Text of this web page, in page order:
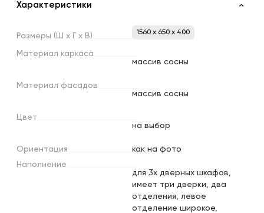
Характеристики
Размеры (Ш х х В) 1560 x 650 x 400
Материал каркаса
массив сосны
Материал фасадов
массив сосны
Цвет
на выбор
Ориентация
как на фото
Наполнение
для 3х дверных шкафов,
имеет три дверки, два
отделения, левое
отделение широкое,